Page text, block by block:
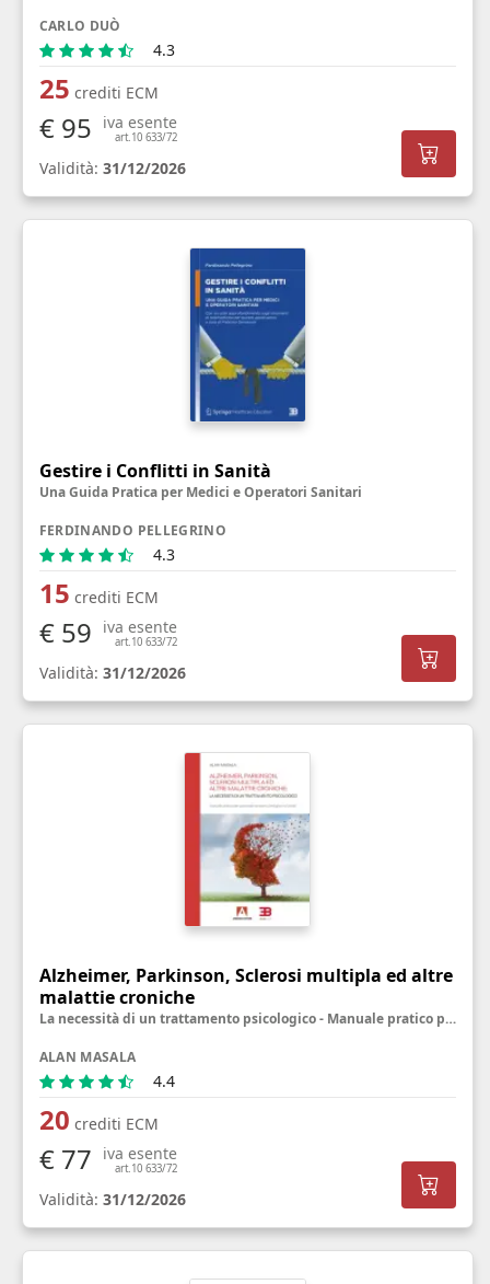
CARLO DUÒ
4.3
25 crediti ECM
€ 95 iva esente
art.10 633/72
Validità: 31/12/2026
Gestire i Conflitti in Sanità
Una Guida Pratica per Medici e Operatori Sanitari
FERDINANDO PELLEGRINO
4.3
15 crediti ECM
€ 59 iva esente
art.10 633/72
Validità: 31/12/2026
Alzheimer, Parkinson, Sclerosi multipla ed altre
malattie croniche
La necessità di un trattamento psicologico - Manuale pratico per personale sanitario, famigliari ed utenti
ALAN MASALA
4.4
20 crediti ECM
€ 77 iva esente
art.10 633/72
Validità: 31/12/2026